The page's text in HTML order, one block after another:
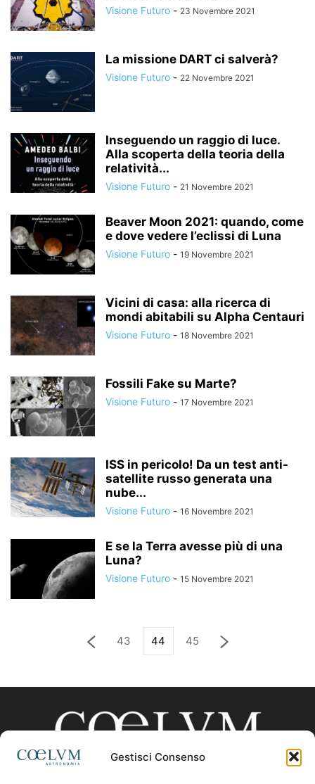
Gestisci Consenso
Visione Futuro - 23 Novembre 2021
La missione DART ci salverà?
Visione Futuro - 22 Novembre 2021
Inseguendo un raggio di luce.
Alla scoperta della teoria della
relatività...
Visione Futuro - 21 Novembre 2021
Beaver Moon 2021: quando, come
e dove vedere l’eclissi di Luna
Visione Futuro - 19 Novembre 2021
Vicini di casa: alla ricerca di
mondi abitabili su Alpha Centauri
Visione Futuro - 18 Novembre 2021
Fossili Fake su Marte?
Visione Futuro - 17 Novembre 2021
ISS in pericolo! Da un test anti-
satellite russo generata una
nube...
Visione Futuro - 16 Novembre 2021
E se la Terra avesse più di una
Luna?
Visione Futuro - 15 Novembre 2021
43 44 45